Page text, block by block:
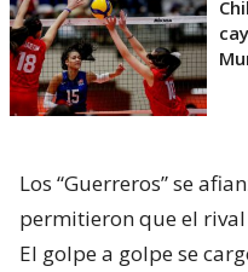
Los “Guerreros” se
permitieron que el
El golpe a golpe se